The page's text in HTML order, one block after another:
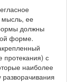
мысль, ее
должны
форме.
протекания) с
наиболее